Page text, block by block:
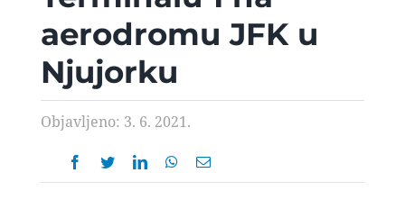
SPECIJAL
FOTO PRIČA
aerodromu JFK u
Njujorku
Objavljeno: 3. 6. 2021.